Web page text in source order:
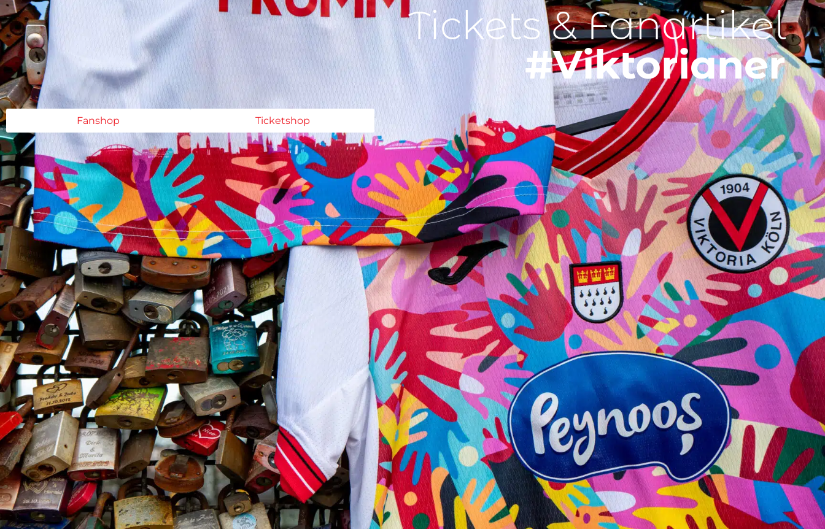
Tickets & Fanartikel
#Viktorianer
Fanshop Ticketshop